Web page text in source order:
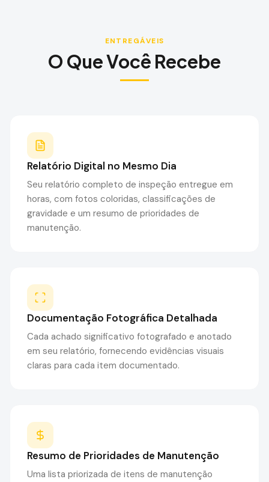
ENTREGÁVEIS
O Que Você Recebe
Relatório Digital no Mesmo Dia
Seu relatório completo de inspeção entregue em
horas, com fotos coloridas, classificações de
gravidade e um resumo de prioridades de
manutenção.
Documentação Fotográfica Detalhada
Cada achado significativo fotografado e anotado
em seu relatório, fornecendo evidências visuais
claras para cada item documentado.
Resumo de Prioridades de Manutenção
Uma lista priorizada de itens de manutenção